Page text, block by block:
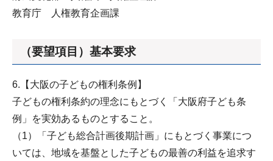
教育庁 人権教育企画課
（要望項目）基本要求
6.【大阪の子どもの権利条例】
子どもの権利条約の理念にもとづく「大阪府子ども条
例」を実効あるものとすること。
（1）「子ども総合計画後期計画」にもとづく事業につ
いては、地域を基盤とした子どもの最善の利益を追求す